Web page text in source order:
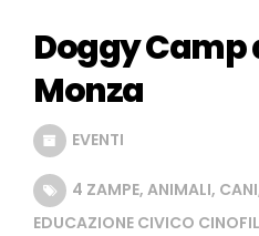
Doggy Camp
Monza
EVENTI
4 ZAMPE, ANIMALI, CANI
EDUCAZIONE CIVICO